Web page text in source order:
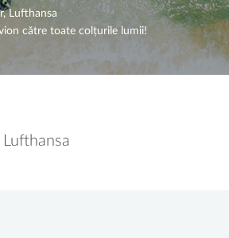
Lufthansa
către toate colțurile lumii!
Lufthansa